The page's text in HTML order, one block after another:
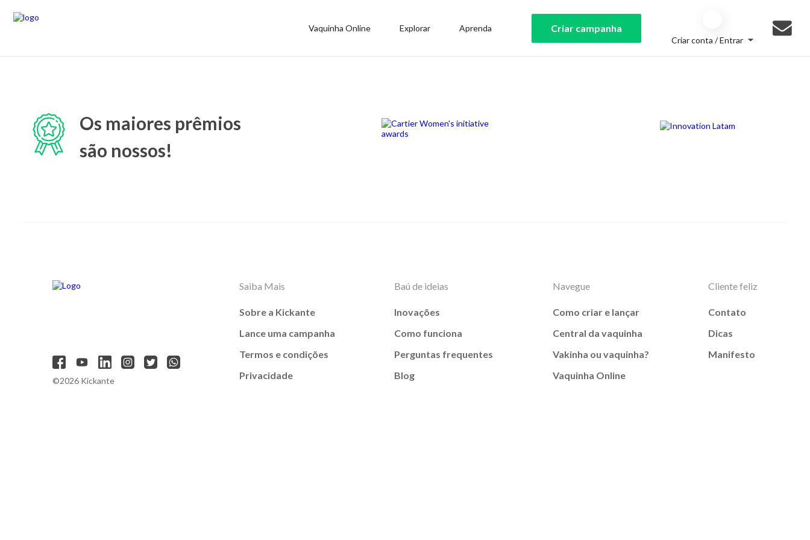
Vaquinha Online Explorar Aprenda Criar campanha
Criar conta / Entrar
Os maiores prêmios
são nossos!
©2026 Kickante
Saiba Mais
Sobre a Kickante
Lance uma campanha
Termos e condições
Privacidade
Baú de ideias
Inovações
Como funciona
Perguntas frequentes
Blog
Navegue
Como criar e lançar
Central da vaquinha
Vakinha ou vaquinha?
Vaquinha Online
Cliente feliz
Contato
Dicas
Manifesto